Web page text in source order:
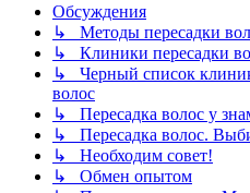
Обсуждения
↳ Методы пересадки
↳ Клиники пересадки
↳ Черный список
волос
↳ Пересадка волос у
↳ Пересадка волос.
↳ Необходим совет!
↳ Обмен опытом